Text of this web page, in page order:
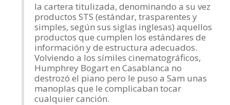
la cartera titulizada, denominando a su vez
productos STS (estándar, trasparentes y
simples, según sus siglas inglesas) aquellos
productos que cumplen los estándares de
información y de estructura adecuados.
Volviendo a los símiles cinematográficos,
Humphrey Bogart en Casablanca no
destrozó el piano pero le puso a Sam unas
manoplas que le complicaban tocar
cualquier canción.